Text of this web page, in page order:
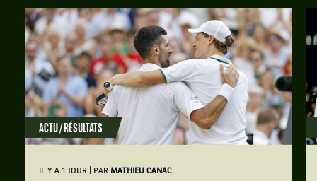
ACTU / RÉSULTATS
IL Y A 1 JOUR PAR MATHIEU CANAC